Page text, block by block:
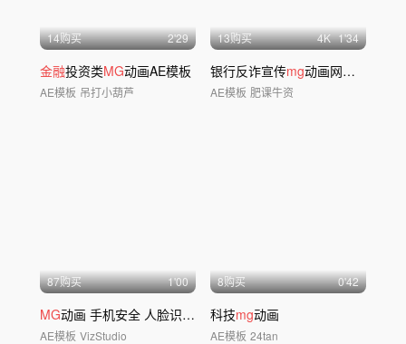
14购买 2'29
金融投资类MG动画AE模板
AE模板 吊打小葫芦
13购买 4K 1'34
银行反诈宣传mg动画网络安全
AE模板 肥课牛资
87购买 1'00
MG动画 手机安全 人脸识别 MG科技
AE模板 VizStudio
8购买 0'42
科技mg动画
AE模板 24tan